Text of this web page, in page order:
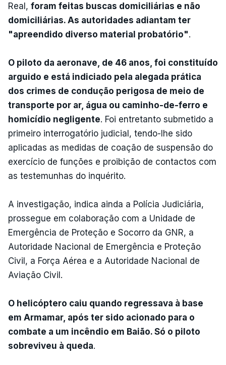
Real, foram feitas buscas domiciliárias e não
domiciliárias. As autoridades adiantam ter
"apreendido diverso material probatório".
O piloto da aeronave, de 46 anos, foi constituído
arguido e está indiciado pela alegada prática
dos crimes de condução perigosa de meio de
transporte por ar, água ou caminho-de-ferro e
homicídio negligente. Foi entretanto submetido a
primeiro interrogatório judicial, tendo-lhe sido
aplicadas as medidas de coação de suspensão do
exercício de funções e proibição de contactos com
as testemunhas do inquérito.
A investigação, indica ainda a Polícia Judiciária,
prossegue em colaboração com a Unidade de
Emergência de Proteção e Socorro da GNR, a
Autoridade Nacional de Emergência e Proteção
Civil, a Força Aérea e a Autoridade Nacional de
Aviação Civil.
O helicóptero caiu quando regressava à base
em Armamar, após ter sido acionado para o
combate a um incêndio em Baião. Só o piloto
sobreviveu à queda.